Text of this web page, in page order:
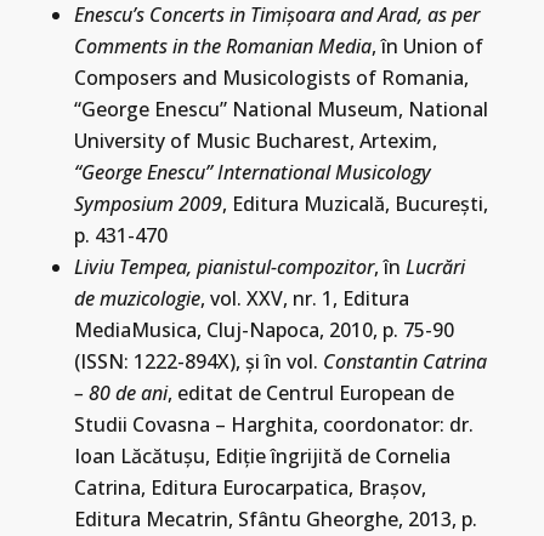
Enescu’s Concerts in Timişoara and Arad, as per
Comments in the Romanian Media, în Union of
Composers and Musicologists of Romania,
“George Enescu” National Museum, National
University of Music Bucharest, Artexim,
“George Enescu” International Musicology
Symposium 2009, Editura Muzicală, Bucureşti,
p. 431-470
Liviu Tempea, pianistul-compozitor, în Lucrări
de muzicologie, vol. XXV, nr. 1, Editura
MediaMusica, Cluj-Napoca, 2010, p. 75-90
(ISSN: 1222-894X), şi în vol. Constantin Catrina
– 80 de ani, editat de Centrul European de
Studii Covasna – Harghita, coordonator: dr.
Ioan Lăcătuşu, Ediţie îngrijită de Cornelia
Catrina, Editura Eurocarpatica, Braşov,
Editura Mecatrin, Sfântu Gheorghe, 2013, p.